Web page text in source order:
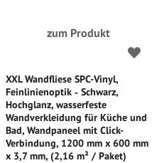
zum Produkt
XXL Wandfliese SPC-Vinyl,
Feinlinienoptik ‑ Schwarz,
Hochglanz, wasserfeste
Wandverkleidung für Küche und
Bad, Wandpaneel mit Click-
Verbindung, 1200 mm x 600 mm
x 3,7 mm, (2,16 m² / Paket)